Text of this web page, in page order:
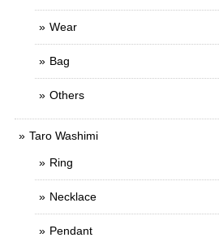
Wear
Bag
Others
Taro Washimi
Ring
Necklace
Pendant